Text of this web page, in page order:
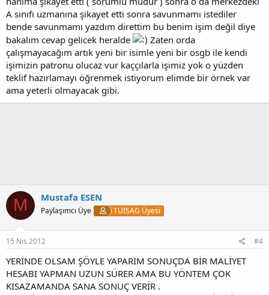
A sınıfı uzmanına şikayet etti sonra savunmamı istediler
bende savunmamı yazdım direttim bu benim işim değil diye
bakalım cevap gelicek heralde
Zaten orda
çalışmayacağım artık yeni bir isimle yeni bir osgb ile kendi
işimizin patronu olucaz vur kaççılarla işimiz yok o yüzden
teklif hazırlamayı öğrenmek istiyorum elimde bir örnek var
ama yeterli olmayacak gibi.
M Mustafa ESEN
Paylaşımcı Üye TÜİSAG Üyesi
15 Nis 2012 #4
YERİNDE OLSAM ŞÖYLE YAPARIM SONUÇDA BİR MALİYET
HESABI YAPMAN UZUN SÜRER AMA BU YÖNTEM ÇOK
KISAZAMANDA SANA SONUÇ VERİR .